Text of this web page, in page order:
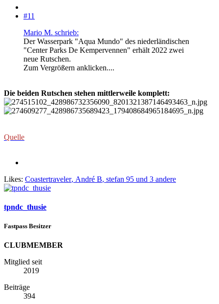
#11
Mario M. schrieb:
Der Wasserpark "Aqua Mundo" des niederländischen
"Center Parks De Kempervennen" erhält 2022 zwei
neue Rutschen.
Zum Vergrößern anklicken....
Die beiden Rutschen stehen mittlerweile komplett:
Quelle
Likes: Coastertraveler, André B, stefan 95 und 3 andere
tpndc_thusie
Fastpass Besitzer
CLUBMEMBER
Mitglied seit
2019
Beiträge
394